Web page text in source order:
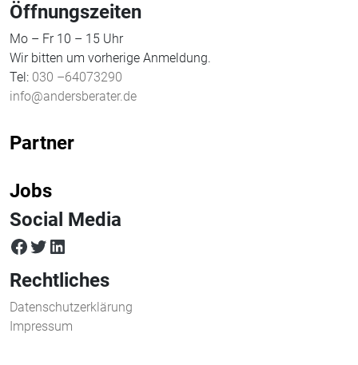
Öffnungszeiten
Mo – Fr 10 – 15 Uhr
Wir bitten um vorherige Anmeldung.
Tel: 030 –64073290
info@andersberater.de
Partner
Jobs
Social Media
facebook
twitterLinkedIn
Rechtliches
Datenschutzerklärung
Impressum